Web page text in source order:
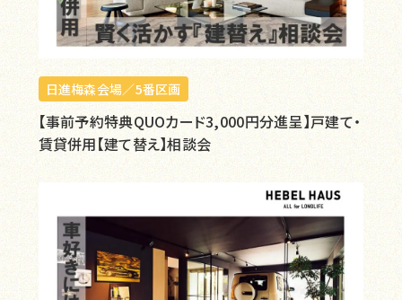
日進梅森会場／5番区画
【事前予約特典QUOカード3,000円分進呈】戸建て・
賃貸併用【建て替え】相談会